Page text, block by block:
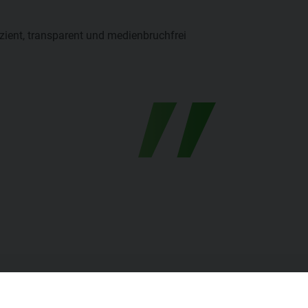
transparent und medienbruchfrei